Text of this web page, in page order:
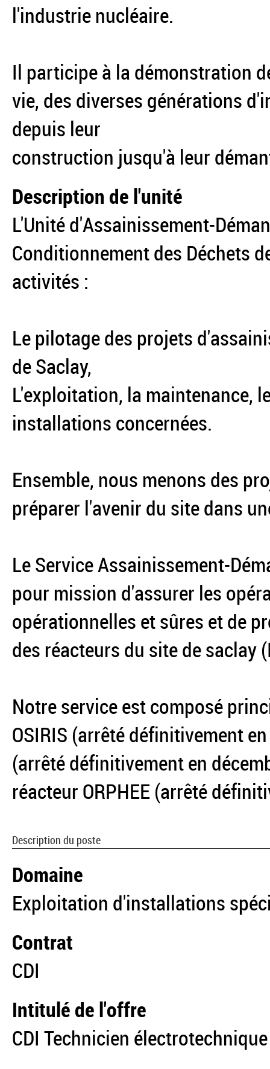
l'industrie nucléaire.
Il participe à la démonstration
vie, des diverses générations
depuis leur
construction jusqu'à leur
Description de l'unité
L'Unité d'Assainissement-
Conditionnement des Déchets
activités :
Le pilotage des projets
de Saclay,
L'exploitation, la maintenance,
installations concernées.
Ensemble, nous menons des
préparer l'avenir du site dans
Le Service Assainissement-
pour mission d'assurer les
opérationnelles et sûres et de
des réacteurs du site de saclay
Notre service est composé
OSIRIS (arrêté définitivement
(arrêté définitivement en
réacteur ORPHEE (arrêté
Description du poste
Domaine
Exploitation d'installations
Contrat
CDI
Intitulé de l'offre
CDI Technicien